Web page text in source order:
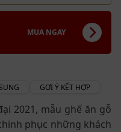
MUA NGAY
GỢI Ý KẾT HỢP
2021, mẫu ghế ăn gỗ
phục những khách